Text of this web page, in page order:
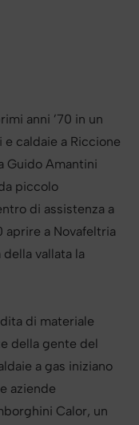
anni ’70 in un
caldaie a Riccione
Guido Amantini
piccolo
di assistenza a
aprire a Novafeltria
vallata la
di materiale
della gente del
a gas iniziano
aziende
Calor, un